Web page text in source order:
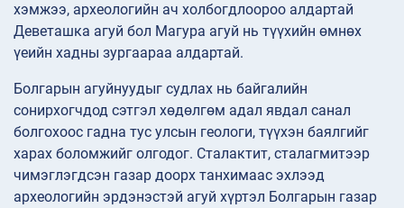
хэмжээ, археологийн ач холбогдлоороо алдартай
Деветашка агуй бол Магура агуй нь түүхийн өмнөх
үеийн хадны зургаараа алдартай.
Болгарын агуйнуудыг судлах нь байгалийн
сонирхогчдод сэтгэл хөдөлгөм адал явдал санал
болгохоос гадна тус улсын геологи, түүхэн баялгийг
харах боломжийг олгодог. Сталактит, сталагмитээр
чимэглэгдсэн газар доорх танхимаас эхлээд
археологийн эрдэнэстэй агуй хүртэл Болгарын газар